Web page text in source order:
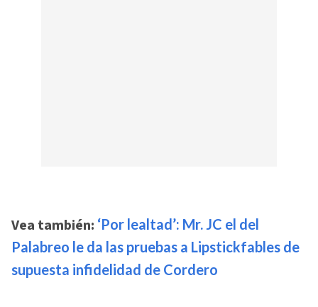
Vea también: ‘Por lealtad’: Mr. JC el del
Palabreo le da las pruebas a Lipstickfables de
supuesta infidelidad de Cordero